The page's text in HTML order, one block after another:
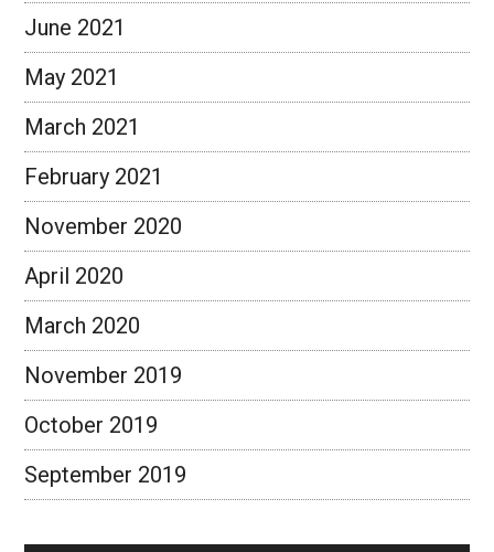
June 2021
May 2021
March 2021
February 2021
November 2020
April 2020
March 2020
November 2019
October 2019
September 2019